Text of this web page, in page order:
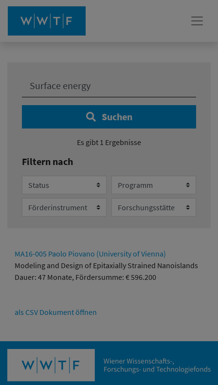
Suchen
Es gibt 1 Ergebnisse
Filtern nach
Status Programm
Förderinstrument Forschungsstätte
MA16-005 Paolo Piovano (University of Vienna)
Modeling and Design of Epitaxially Strained Nanoislands
Dauer: 47 Monate, Fördersumme: € 596.200
als CSV Dokument öffnen